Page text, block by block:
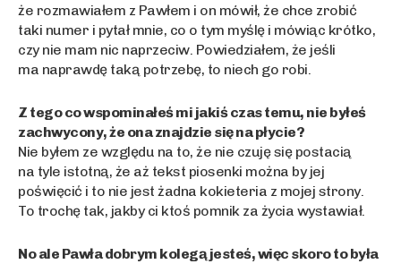
że rozmawiałem z Pawłem i on mówił, że chce zrobić
taki numer i pytał mnie, co o tym myślę i mówiąc krótko,
czy nie mam nic naprzeciw. Powiedziałem, że jeśli
ma naprawdę taką potrzebę, to niech go robi.
Z tego co wspominałeś mi jakiś czas temu, nie byłeś
zachwycony, że ona znajdzie się na płycie?
Nie byłem ze względu na to, że nie czuję się postacią
na tyle istotną, że aż tekst piosenki można by jej
poświęcić i to nie jest żadna kokieteria z mojej strony.
To trochę tak, jakby ci ktoś pomnik za życia wystawiał.
No ale Pawła dobrym kolegą jesteś, więc skoro to była